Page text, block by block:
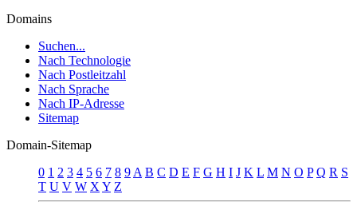
Domains
Suchen...
Nach Technologie
Nach Postleitzahl
Nach Sprache
Nach IP-Adresse
Sitemap
Domain-Sitemap
0 1 2 3 4 5 6 7 8 9 A B C D E F G H I J K L M N O P Q R S
T U V W X Y Z